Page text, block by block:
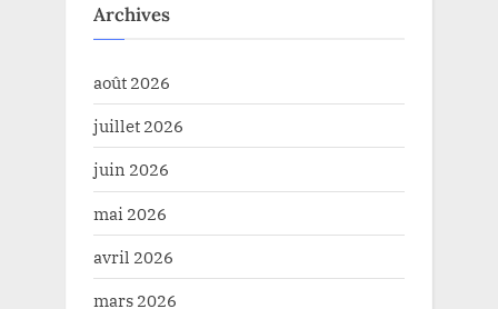
Archives
août 2026
juillet 2026
juin 2026
mai 2026
avril 2026
mars 2026